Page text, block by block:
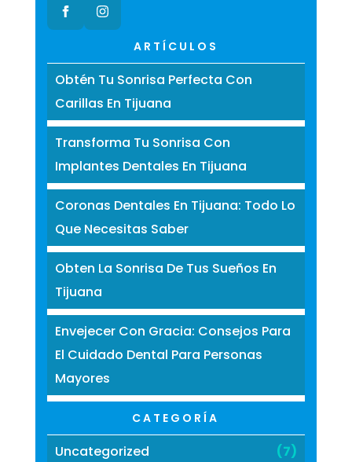
ARTÍCULOS
Obtén Tu Sonrisa Perfecta Con
Carillas En Tijuana
Transforma Tu Sonrisa Con
Implantes Dentales En Tijuana
Coronas Dentales En Tijuana: Todo Lo
Que Necesitas Saber
Obten La Sonrisa De Tus Sueños En
Tijuana
Envejecer Con Gracia: Consejos Para
El Cuidado Dental Para Personas
Mayores
CATEGORÍA
Uncategorized (7)